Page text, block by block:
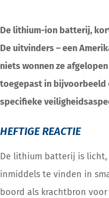
De lithium-ion batterij,
De uitvinders – een
niets wonnen ze
toegepast in bijvoorbeeld
specifieke
HEFTIGE REACTIE
De lithium batterij is licht,
inmiddels te vinden in
boord als krachtbron